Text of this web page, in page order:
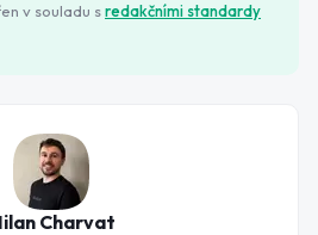
v souladu sredakčními standardy
Charvat